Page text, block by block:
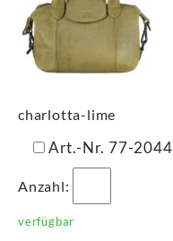
charlotta-lime
Art.-Nr. 77-2044
Anzahl:
verfügbar